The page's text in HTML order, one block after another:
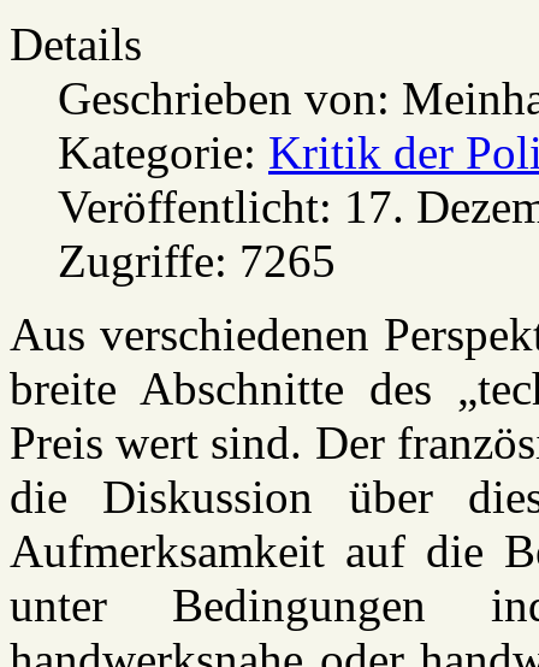
Details
Geschrieben von:
Kategorie: Kritik der
Veröffentlicht: 17.
Zugriffe: 7265
Aus verschiedenen
breite Abschnitte des
Preis wert sind. Der
die Diskussion über
Aufmerksamkeit auf die
unter Bedingungen